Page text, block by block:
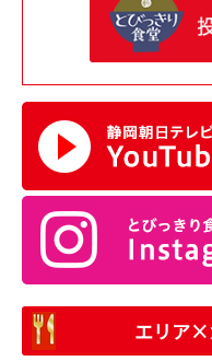
エリア×